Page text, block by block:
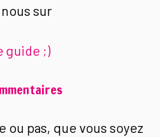
sur
guide ;)
ou pas, que vous soyez